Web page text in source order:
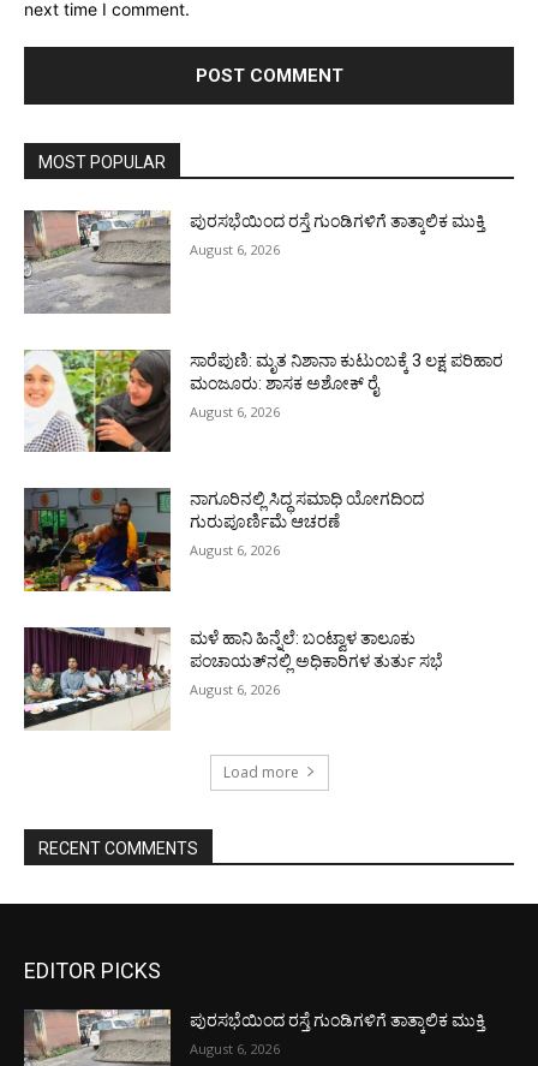
next time I comment.
MOST POPULAR
ಪುರಸಭೆಯಿಂದ ರಸ್ತೆ ಗುಂಡಿಗಳಿಗೆ ತಾತ್ಕಾಲಿಕ ಮುಕ್ತಿ
August 6, 2026
ಸಾರೆಪುಣಿ: ಮೃತ ನಿಶಾನಾ ಕುಟುಂಬಕ್ಕೆ 3 ಲಕ್ಷ ಪರಿಹಾರ
ಮಂಜೂರು: ಶಾಸಕ ಅಶೋಕ್ ರೈ
August 6, 2026
ನಾಗೂರಿನಲ್ಲಿ ಸಿದ್ಧ ಸಮಾಧಿ ಯೋಗದಿಂದ
ಗುರುಪೂರ್ಣಿಮೆ ಆಚರಣೆ
August 6, 2026
ಮಳೆ ಹಾನಿ ಹಿನ್ನೆಲೆ: ಬಂಟ್ವಾಳ ತಾಲೂಕು
ಪಂಚಾಯತ್‌ನಲ್ಲಿ ಅಧಿಕಾರಿಗಳ ತುರ್ತು ಸಭೆ
August 6, 2026
Load more
RECENT COMMENTS
EDITOR PICKS
ಪುರಸಭೆಯಿಂದ ರಸ್ತೆ ಗುಂಡಿಗಳಿಗೆ ತಾತ್ಕಾಲಿಕ ಮುಕ್ತಿ
August 6, 2026